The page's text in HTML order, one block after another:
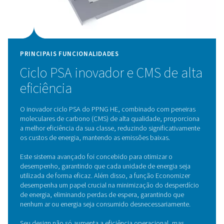
O gerador de nitrogênio PPNG 100-800 HE utiliza
avançada de adsorção de balanço de pressão
processo separa o nitrogênio de outros gases no ar,
as propriedades de adsorção distintas das moléculas
diferentes pressões. Dentro do sistema, o ar é
através de vasos contendo peneiras moleculares de
(CMS), que adsorvem seletivamente oxigênio e
impurezas, permitindo que o nitrogênio passe
produto purificado. Alternando entre altas e baixas
diferentes recipientes, os CMS são regenerados,
fornecimento contínuo e confiável de